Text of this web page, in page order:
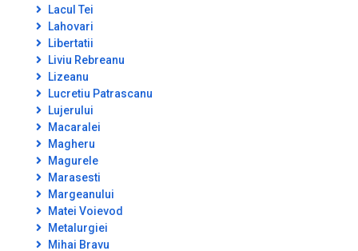
Lacul Tei
Lahovari
Libertatii
Liviu Rebreanu
Lizeanu
Lucretiu Patrascanu
Lujerului
Macaralei
Magheru
Magurele
Marasesti
Margeanului
Matei Voievod
Metalurgiei
Mihai Bravu